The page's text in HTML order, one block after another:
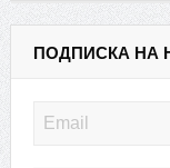
ПОДПИСКА НА